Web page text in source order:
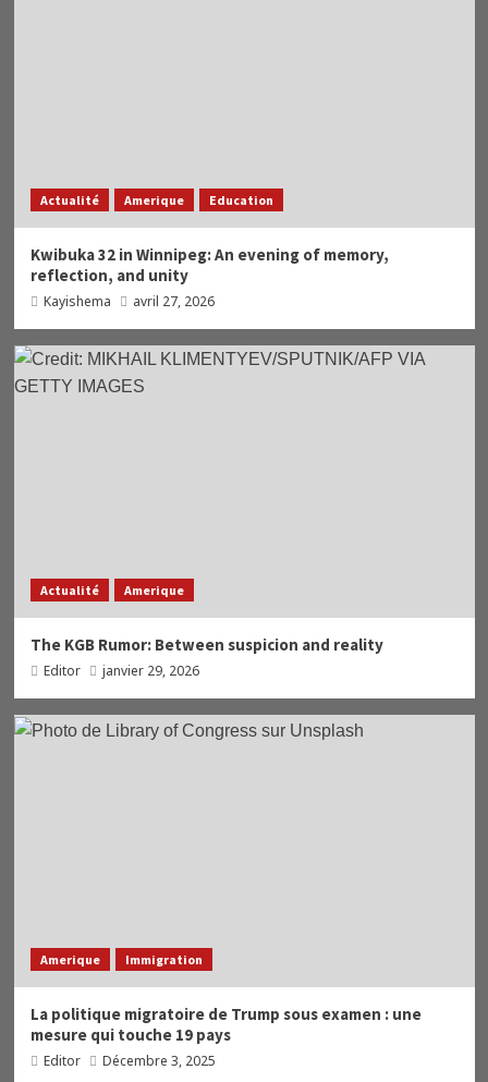
Actualité Amerique Education
Kwibuka 32 in Winnipeg: An evening of memory,
reflection, and unity
Kayishema avril 27, 2026
Actualité Amerique
The KGB Rumor: Between suspicion and reality
Editor janvier 29, 2026
Amerique Immigration
La politique migratoire de Trump sous examen : une
mesure qui touche 19 pays
Editor Décembre 3, 2025